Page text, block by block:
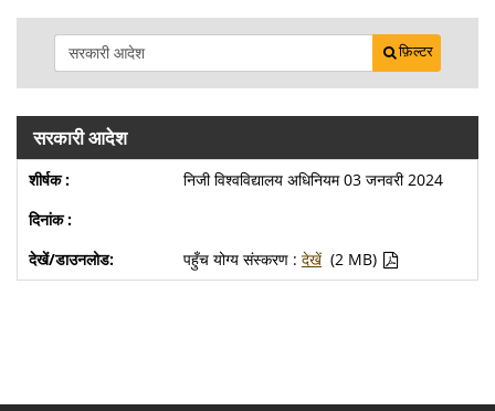
फ़िल्टर
सरकारी आदेश
निजी विश्वविद्यालय अधिनियम 03 जनवरी 2024
पहुँच योग्य संस्करण : देखें (2 MB)